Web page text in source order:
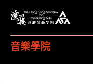
音樂學院